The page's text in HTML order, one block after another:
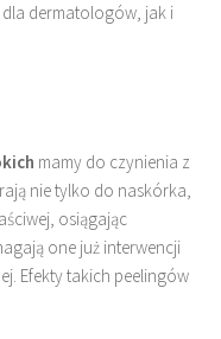
dla dermatologów, jak i
mamy do czynienia z
nie tylko do naskórka,
osiągając
one już interwencji
Efekty takich peelingów